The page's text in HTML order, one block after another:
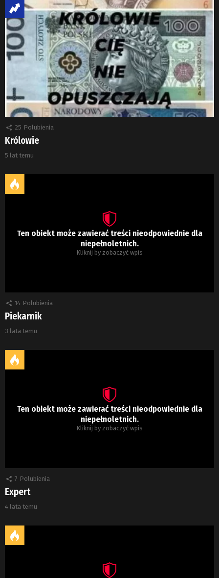
25 Polubienia
Królowie
5 lat temu
Ten obiekt może zawierać treści nieodpowiednie dla
niepełnoletnich.
Kliknij by zobaczyć wpis
14 Polubienia
Piekarnik
3 lata temu
Ten obiekt może zawierać treści nieodpowiednie dla
niepełnoletnich.
Kliknij by zobaczyć wpis
7 Polubienia
Expert
4 lata temu